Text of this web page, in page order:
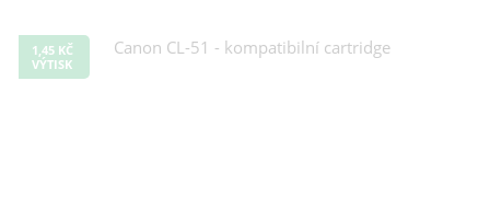
1,45 KČ
VÝTISK